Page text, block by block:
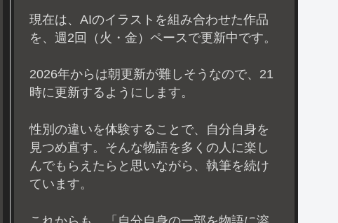
現在は、AIのイラストを組み合わせた作品
を、週2回（火・金）ペースで更新中です。
2026年からは朝更新が難しそうなので、21
時に更新するようにします。
性別の違いを体験することで、自分自身を
見つめ直す。そんな物語を多くの人に楽し
んでもらえたらと思いながら、執筆を続け
ています。